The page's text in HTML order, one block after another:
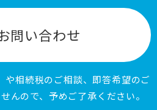
問い合わせ
相続税のご相談、即答希望のご
んので、予めご了承ください。